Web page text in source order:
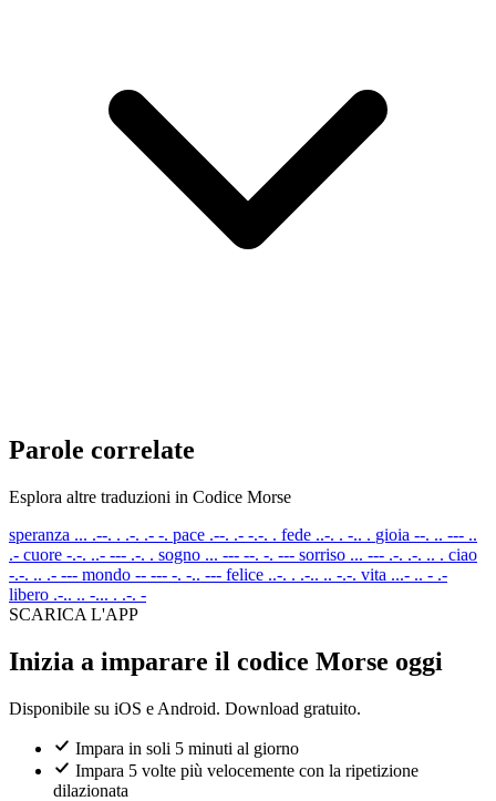
Parole correlate
Esplora altre traduzioni in Codice Morse
speranza ... .--. . .-. .- -. pace .--. .- -.-. . fede ..-. . -.. . gioia --. .. --- ..
.- cuore -.-. ..- --- .-. . sogno ... --- --. -. --- sorriso ... --- .-. .-. .. . ciao
-.-. .. .- --- mondo -- --- -. -.. --- felice ..-. . .-.. .. -.-. vita ...- .. - .-
libero .-.. .. -... . .-. -
SCARICA L'APP
Inizia a imparare il codice Morse oggi
Disponibile su iOS e Android. Download gratuito.
Impara in soli 5 minuti al giorno
Impara 5 volte più velocemente con la ripetizione
dilazionata